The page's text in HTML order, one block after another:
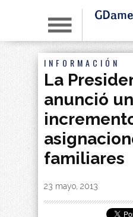
INFORMACIÓN
La
anunció un
familiares
By|
23 mayo, 2013